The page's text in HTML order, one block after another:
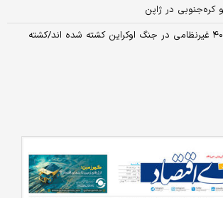
کره‌جنوبی در ژاپن
سازمان ملل: بیش از ۴۰۶ غیرنظامی در جنگ اوکراین کشته شده اند/کشته